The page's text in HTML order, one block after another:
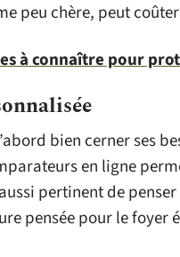
peu chère, peut
à connaître pour
bien cerner ses
en ligne
pertinent de
pensée pour le foyer